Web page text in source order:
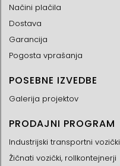
Načini plačila
Dostava
Garancija
Pogosta vprašanja
POSEBNE IZVEDBE
Galerija projektov
PRODAJNI PROGRAM
Industrijski transportni vozički
Žičnati vozički, rollkontejnerji